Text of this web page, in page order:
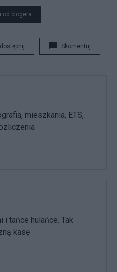
od blogera
Skomentuj
mieszkania, ETS,
i tańce hulańce. Tak
kasę